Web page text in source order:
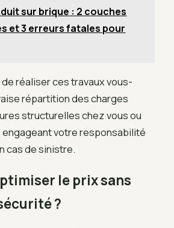
sur brique : 2 couches
et 3 erreurs fatales pour
réaliser ces travaux vous-
répartition des charges
structurelles chez vous ou
engageant votre responsabilité
cas de sinistre.
le prix sans
?